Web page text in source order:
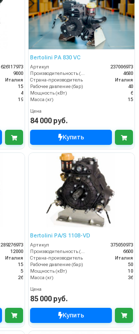
626117973
9000
Италия
15
4
19
Bertolini PA 830 VC
Артикул
237006973
Производительность (л/ч)
4680
Страна-производитель
Италия
Рабочее давление (бар)
40
Мощность (кВт)
6
Масса (кг)
15
Цена
84 000 руб.
Купить
289276973
12000
Италия
15
5
26
Bertolini PA/S 1108-VD
Артикул
375050973
6600
Страна-производитель
Италия
Рабочее давление (бар)
50
Мощность (кВт)
10
Масса (кг)
36
Цена
85 000 руб.
Купить